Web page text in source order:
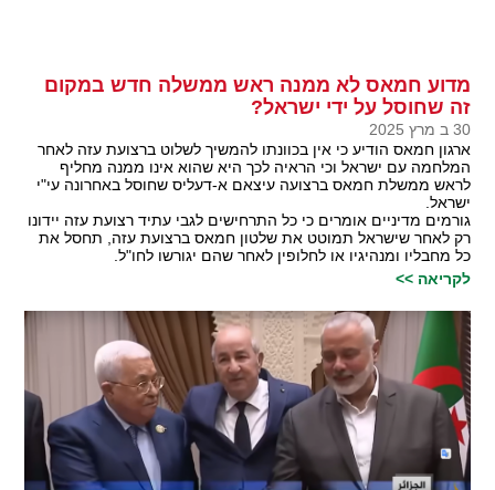
מדוע חמאס לא ממנה ראש ממשלה חדש במקום
זה שחוסל על ידי ישראל?
30 ב מרץ 2025
ארגון חמאס הודיע כי אין בכוונתו להמשיך לשלוט ברצועת עזה לאחר
המלחמה עם ישראל וכי הראיה לכך היא שהוא אינו ממנה מחליף
לראש ממשלת חמאס ברצועה עיצאם א-דעליס שחוסל באחרונה עי"י
ישראל.
גורמים מדיניים אומרים כי כל התרחישים לגבי עתיד רצועת עזה יידונו
רק לאחר שישראל תמוטט את שלטון חמאס ברצועת עזה, תחסל את
כל מחבליו ומנהיגיו או לחלופין לאחר שהם יגורשו לחו"ל.
לקריאה >>